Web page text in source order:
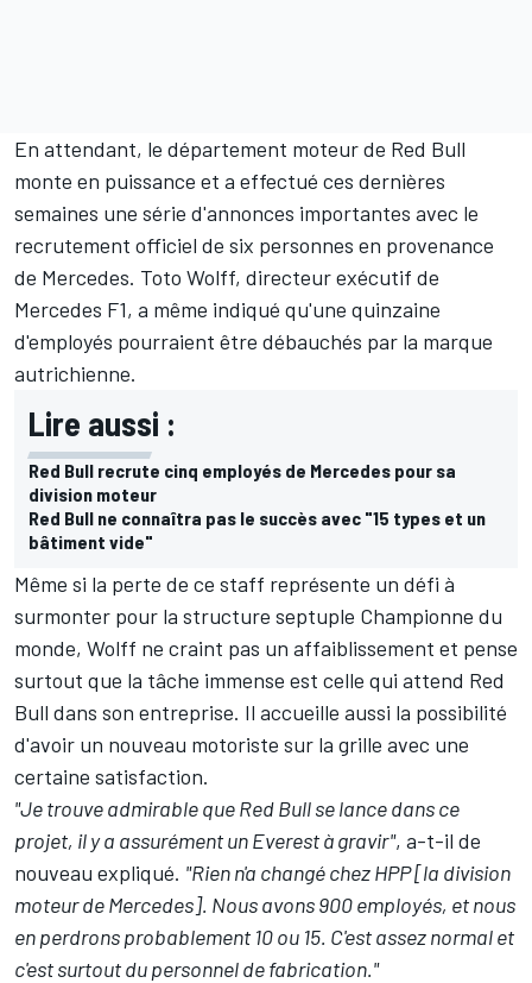
En attendant, le département moteur de Red Bull
monte en puissance et a effectué ces dernières
semaines une série d'annonces importantes avec le
recrutement officiel de six personnes en provenance
de Mercedes. Toto Wolff, directeur exécutif de
Mercedes F1, a même indiqué qu'une quinzaine
d'employés pourraient être débauchés par la marque
autrichienne.
Lire aussi :
Red Bull recrute cinq employés de Mercedes pour sa
division moteur
Red Bull ne connaîtra pas le succès avec "15 types et un
bâtiment vide"
Même si la perte de ce staff représente un défi à
surmonter pour la structure septuple Championne du
monde, Wolff ne craint pas un affaiblissement et pense
surtout que la tâche immense est celle qui attend Red
Bull dans son entreprise. Il accueille aussi la possibilité
d'avoir un nouveau motoriste sur la grille avec une
certaine satisfaction.
"Je trouve admirable que Red Bull se lance dans ce
projet, il y a assurément un Everest à gravir", a-t-il de
nouveau expliqué. "Rien n'a changé chez HPP [la division
moteur de Mercedes]. Nous avons 900 employés, et nous
en perdrons probablement 10 ou 15. C'est assez normal et
c'est surtout du personnel de fabrication."